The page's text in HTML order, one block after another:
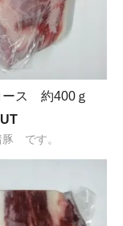
ース 約400ｇ
豚 です。